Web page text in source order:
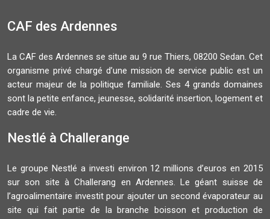
CAF des Ardennes
La CAF des Ardennes se situe au 9 rue Thiers, 08200 Sedan. Cet
organisme privé chargé d’une mission de service public est un
acteur majeur de la politique familiale. Ses 4 grands domaines
sont la petite enfance, jeunesse, solidarité insertion, logement et
cadre de vie.
Nestlé à Challerange
Le groupe Nestlé a investi environ 12 millions d’euros en 2015
sur son site à Challerang en Ardennes. Le géant suisse de
l’agroalimentaire investit pour ajouter un second évaporateur au
site qui fait partie de la branche boisson et production de